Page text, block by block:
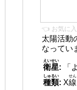
👈 お気に入
太陽活動
なってい
衛星
えいせい
:
「
種類
しゅるい
: X線
せん